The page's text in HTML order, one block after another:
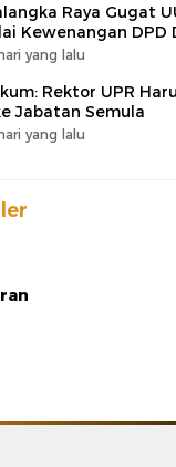
Raya Gugat
Kewenangan DPD
yang lalu
Rektor UPR
Jabatan Semula
yang lalu